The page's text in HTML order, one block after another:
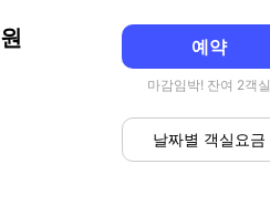
예약
마감임박! 잔여 2객실
날짜별 객실요금